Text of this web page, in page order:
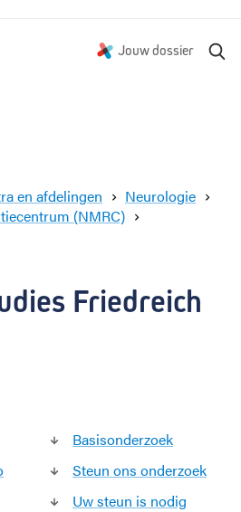
Jouw dossier
en afdelingen
Neurologie
(NMRC)
Friedreich
Basisonderzoek
Steun ons onderzoek
Uw steun is nodig